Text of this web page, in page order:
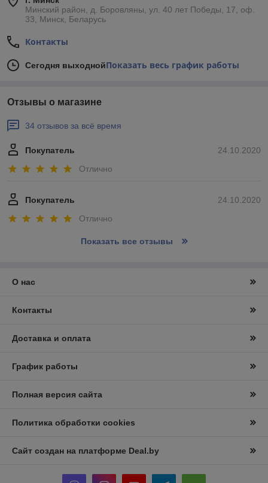
Минский район, д. Боровляны, ул. 40 лет Победы, 17, оф.
33, Минск, Беларусь
Контакты
Сегодня выходнойПоказать весь график работы
Отзывы о магазине
34 отзывов за всё время
24.10.2020
Покупатель
Отлично
24.10.2020
Покупатель
Отлично
Показать все отзывы
О нас
Контакты
Доставка и оплата
График работы
Полная версия сайта
Политика обработки cookies
Сайт создан на платформе Deal.by